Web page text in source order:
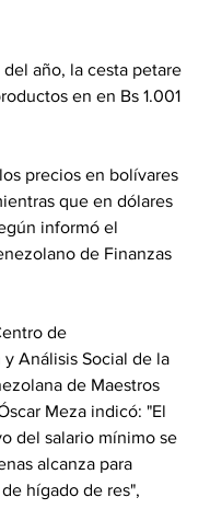
del año, la cesta petare
en en Bs 1.001
precios en bolívares
que en dólares
informó el
de Finanzas
de
Análisis Social de la
de Maestros
Meza indicó: "El
del salario mínimo se
alcanza para
hígado de res",